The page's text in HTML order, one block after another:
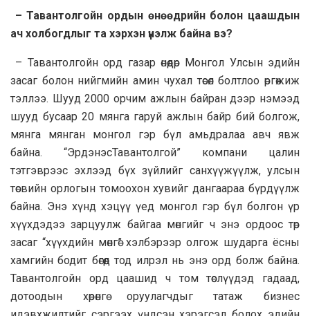
– Тавантолгойн ордын өнөөдрийн болон цаашдын
ач холбогдлыг та хэрхэн үнэлж байна вэ?
– Тавантолгойн орд газар өнөөдөр Монгол Улсын эдийн
засаг болон нийгмийн амин чухал төсөл болтлоо өргөжиж
тэллээ. Шууд 2000 орчим ажлын байран дээр нэмээд
шууд бусаар 20 мянга гаруй ажлын байр бий болгож,
мянга мянган монгол гэр бүл амьдралаа авч явж
байна. “ЭрдэнэсТавантолгой” компани цалин
тэтгэврээс эхлээд бүх зүйлийг санхүүжүүлж, улсын
төсвийн орлогын томоохон хувийг дангаараа бүрдүүлж
байна. Энэ хүнд хэцүү үед монгол гэр бүл болгон үр
хүүхдэдээ зарцуулж байгаа мөнгийг ч энэ ордоос төр
засаг “хүүхдийн мөнгө” хэлбэрээр олгож шударга ёсны
хамгийн бодит бөгөөд тод илрэл нь энэ орд болж байна.
Тавантолгойн орд цаашид ч том төслүүдэд гадаад,
дотоодын хөрөнгө оруулагчдыг татаж бизнес